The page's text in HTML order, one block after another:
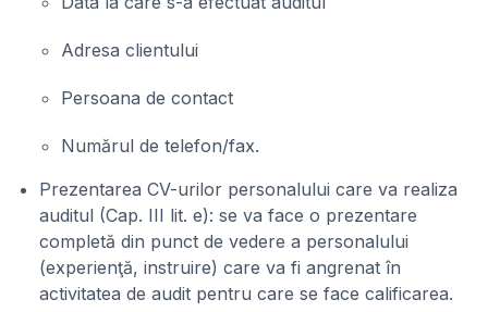
Adresa clientului
Persoana de contact
Numărul de telefon/fax.
Prezentarea CV-urilor personalului care va realiza
auditul (Cap. III lit. e): se va face o prezentare
completă din punct de vedere a personalului
(experienţă, instruire) care va fi angrenat în
activitatea de audit pentru care se face calificarea.